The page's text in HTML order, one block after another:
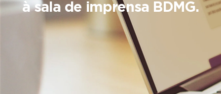
à sala de imprensa BDMG.